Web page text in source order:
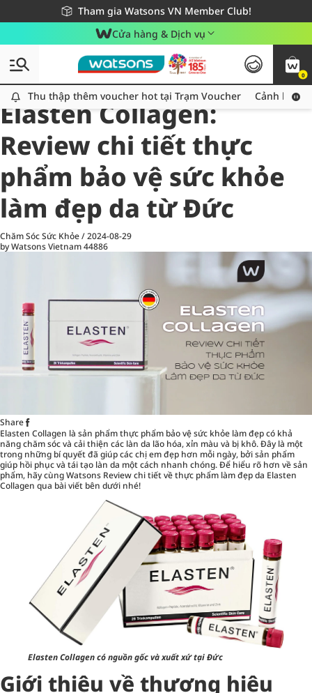
Tham gia Watsons VN Member Club!
Miễn phí giao hàng cho đơn hàng từ 249,000Đ
Giao hàng nhanh 24h - Áp dụng khu vực TP. Hồ Chí Minh
Cửa hàng & Dịch vụ
0
Thu thập thêm voucher hot tại Trạm Voucher
Thu thập thêm voucher hot tại Trạm Voucher Cảnh báo
All
Chăm Sóc Cá Nhân
Elasten Collagen:
Review chi tiết thực
phẩm bảo vệ sức khỏe
làm đẹp da từ Đức
Chăm Sóc Sức Khỏe/2024-08-29
by Watsons Vietnam44886
Share
Elasten Collagen là sản phẩm thực phẩm bảo vệ sức khỏe làm đẹp có khả
năng chăm sóc và cải thiện các làn da lão hóa, xỉn màu và bị khô. Đây là một
trong những bí quyết đã giúp các chị em đẹp hơn mỗi ngày, bởi sản phẩm
giúp hồi phục và tái tạo làn da một cách nhanh chóng. Để hiểu rõ hơn về sản
phẩm, hãy cùng Watsons Review chi tiết vềthực phẩm làm đẹpda Elasten
Collagen qua bài viết bên dưới nhé!
Elasten Collagen có nguồn gốc và xuất xứ tại Đức
Giới thiệu về thương hiệu